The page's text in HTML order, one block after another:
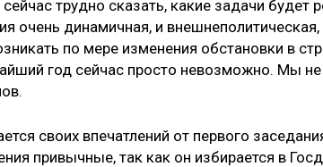
трудно сказать, какие задачи
очень динамичная, и
по мере изменения обстановки в
год сейчас просто невозможно. Мы не
своих впечатлений от первого
привычные, так как он избирается в